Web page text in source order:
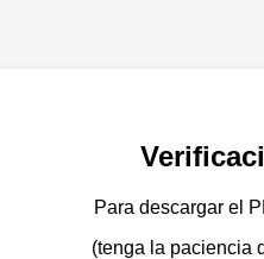
Para descargar el
(tenga la paciencia